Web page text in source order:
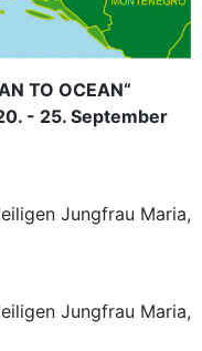
TO OCEAN“
- 25. September
Jungfrau Maria,
Jungfrau Maria,